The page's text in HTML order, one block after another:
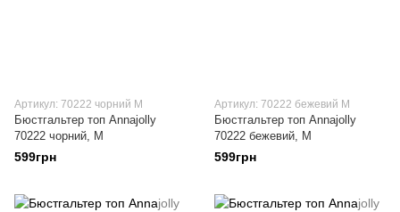
Артикул: 70222 чорний M
Бюстгальтер топ Annajolly
70222 чорний, M
599грн
Артикул: 70222 бежевий M
Бюстгальтер топ Annajolly
70222 бежевий, M
599грн